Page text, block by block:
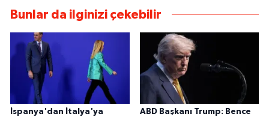
Bunlar da ilginizi çekebilir
İspanya'dan İtalya'ya
ABD Başkanı Trump: Bence